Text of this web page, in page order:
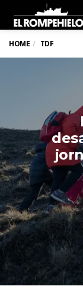
HOME TDF